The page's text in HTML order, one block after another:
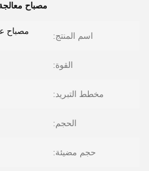
مصباح
اسم المنتج:
القوة:
مخطط التبريد:
الحجم:
حجم مضيئة: